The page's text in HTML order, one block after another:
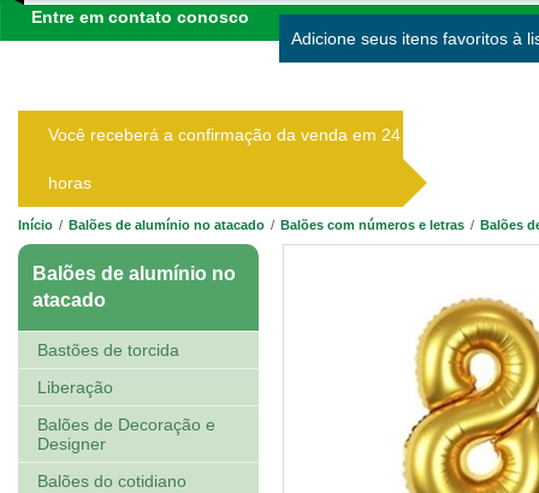
Entre em contato conosco
Adicione seus itens favoritos à
Você receberá a confirmação da venda em 24
horas
Início / Balões de alumínio no atacado / Balões com números e letras / Balões
Balões de alumínio no
atacado
Bastões de torcida
Liberação
Balões de Decoração e
Designer
Balões do cotidiano